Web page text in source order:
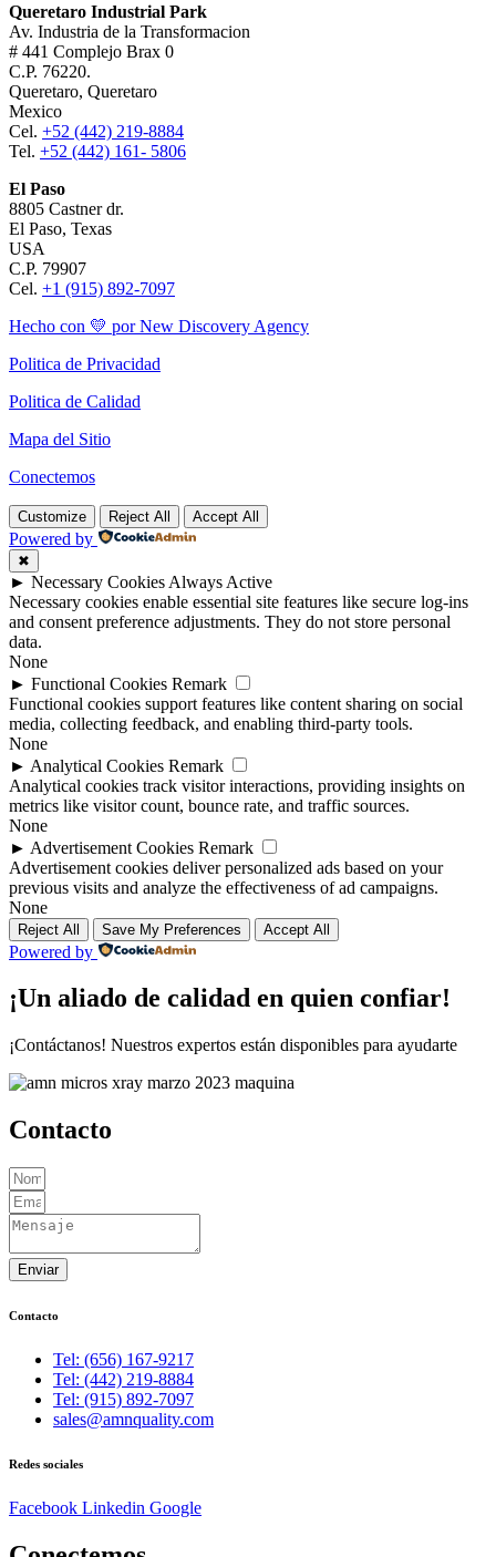
Queretaro Industrial Park
Av. Industria de la Transformacion
# 441 Complejo Brax 0
C.P. 76220.
Queretaro, Queretaro
Mexico
Cel. +52 (442) 219-8884
Tel. +52 (442) 161- 5806
El Paso
8805 Castner dr.
El Paso, Texas
USA
C.P. 79907
Cel. +1 (915) 892-7097
Hecho con 💛 por New Discovery Agency
Politica de Privacidad
Politica de Calidad
Mapa del Sitio
Conectemos
Customize Reject All Accept All
Powered by
✖
► Necessary Cookies Always Active
Necessary cookies enable essential site features like secure log-ins
and consent preference adjustments. They do not store personal
data.
None
► Functional Cookies Remark
Functional cookies support features like content sharing on social
media, collecting feedback, and enabling third-party tools.
None
► Analytical Cookies Remark
Analytical cookies track visitor interactions, providing insights on
metrics like visitor count, bounce rate, and traffic sources.
None
► Advertisement Cookies Remark
Advertisement cookies deliver personalized ads based on your
previous visits and analyze the effectiveness of ad campaigns.
None
Reject All Save My Preferences Accept All
Powered by
¡Un aliado de calidad en quien confiar!
¡Contáctanos! Nuestros expertos están disponibles para ayudarte
Contacto
Enviar
Contacto
Tel: (656) 167-9217
Tel: (442) 219-8884
Tel: (915) 892-7097
sales@amnquality.com
Redes sociales
Facebook Linkedin Google